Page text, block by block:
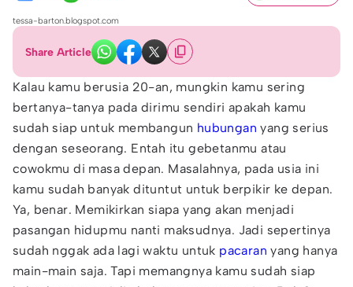
tessa-barton.blogspot.com
Share Article
Kalau kamu berusia 20-an, mungkin kamu sering
bertanya-tanya pada dirimu sendiri apakah kamu
sudah siap untuk membangun hubungan yang serius
dengan seseorang. Entah itu gebetanmu atau
cowokmu di masa depan. Masalahnya, pada usia ini
kamu sudah banyak dituntut untuk berpikir ke depan.
Ya, benar. Memikirkan siapa yang akan menjadi
pasangan hidupmu nanti maksudnya. Jadi sepertinya
sudah nggak ada lagi waktu untuk pacaran yang hanya
main-main saja. Tapi memangnya kamu sudah siap